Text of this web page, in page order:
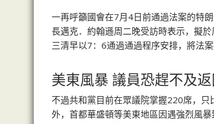
一再呼籲國會在7月4日前通過法案的特
長邁克．約翰遜周二晚受訪時表示，擬
三清早以7：6通過通過程序安排，將法
美東風暴 議員恐趕不及
不過共和黨目前在眾議院掌握220席，
外，首都華盛頓等美東地區因遇強烈風